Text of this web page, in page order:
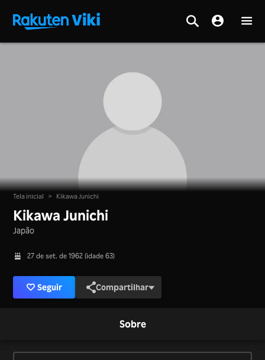
Tela inicial > Kikawa Junichi
Kikawa Junichi
Japão
27 de set. de 1962 (idade 63)
Seguir Compartilhar
Sobre